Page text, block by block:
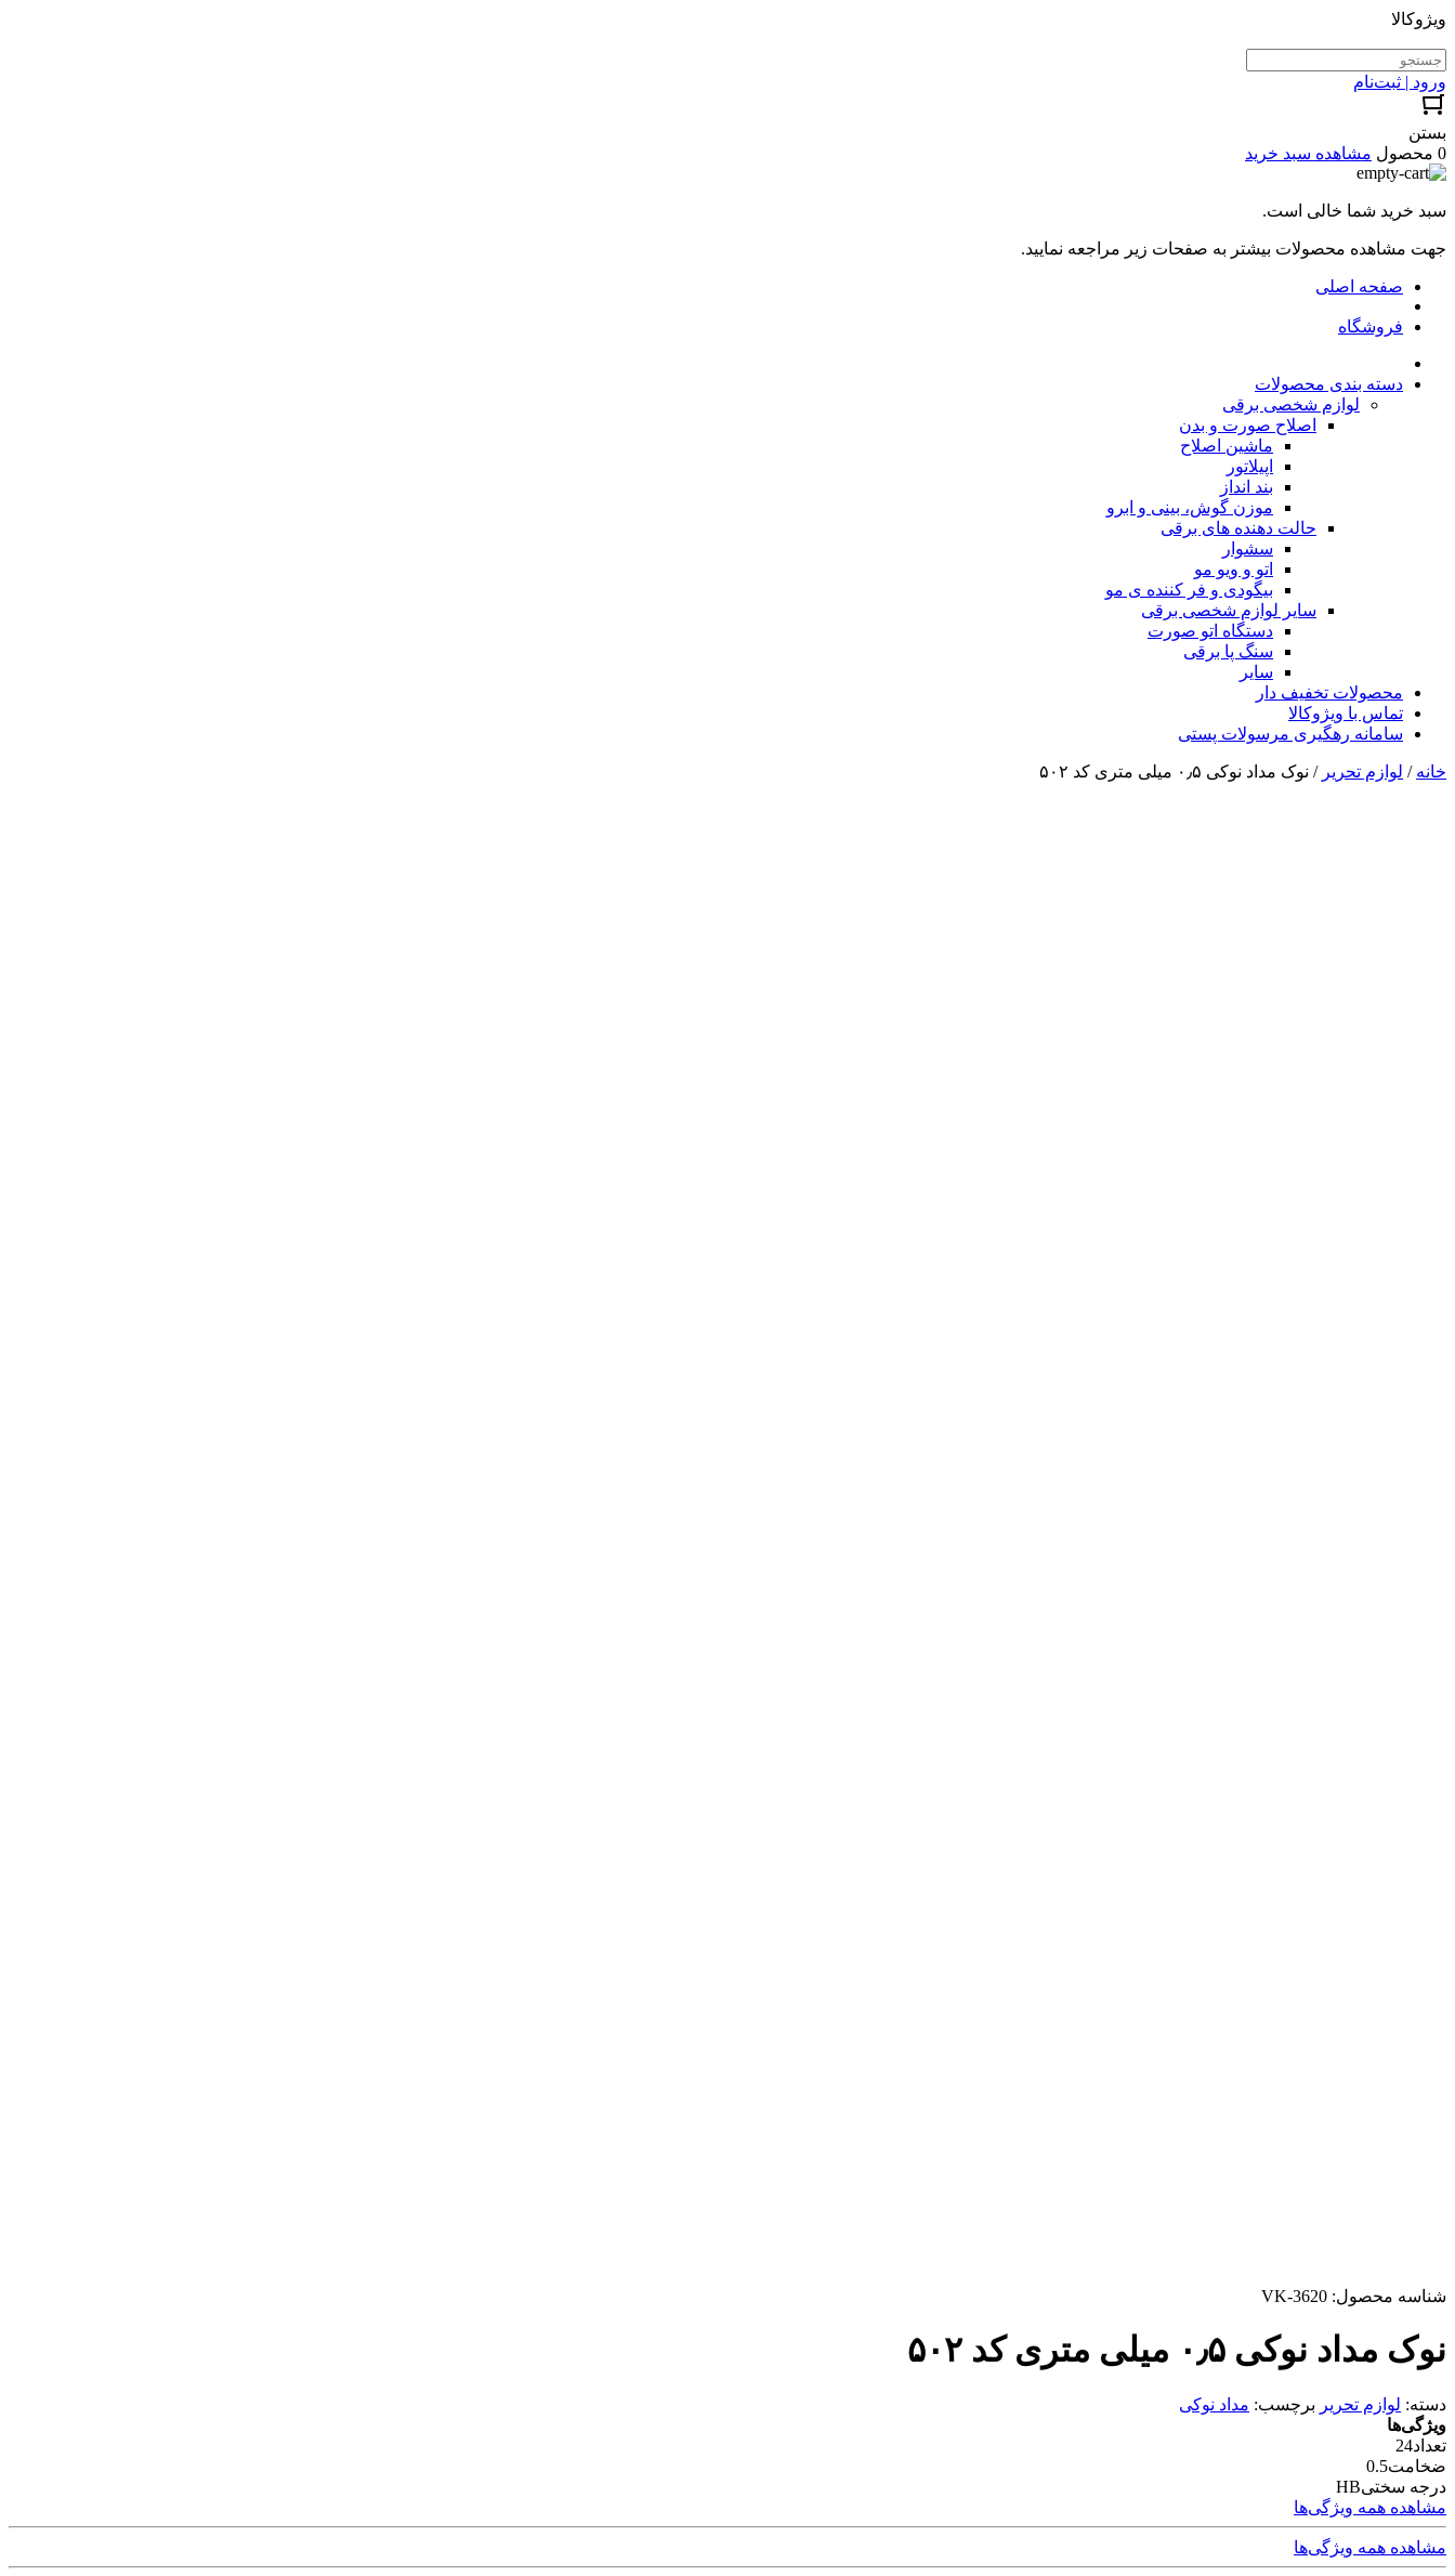
ویژوکالا
ورود | ثبت‌نام
بستن
0 محصول
مشاهده سبد خرید
سبد خرید شما خالی است.
جهت مشاهده محصولات بیشتر به صفحات زیر مراجعه نمایید.
صفحه اصلی
فروشگاه
دسته بندی محصولات
لوازم شخصی برقی
اصلاح صورت و بدن
ماشین اصلاح
اپیلاتور
بند انداز
موزن گوش، بینی و ابرو
حالت دهنده های برقی
سشوار
اتو و ویو مو
بیگودی و فر کننده ی مو
سایر لوازم شخصی برقی
دستگاه اتو صورت
سنگ پا برقی
سایر
محصولات تخفیف دار
تماس با ویژوکالا
سامانه رهگیری مرسولات پستی
خانه / لوازم تحریر / نوک مداد نوکی ۰٫۵ میلی متری کد ۵۰۲
شناسه محصول: VK-3620
نوک مداد نوکی ۰٫۵ میلی متری کد ۵۰۲
دسته: لوازم تحریر برچسب: مداد نوکی
ویژگی‌ها
تعداد24
ضخامت0.5
درجه سختیHB
مشاهده همه ویژگی‌ها
مشاهده همه ویژگی‌ها